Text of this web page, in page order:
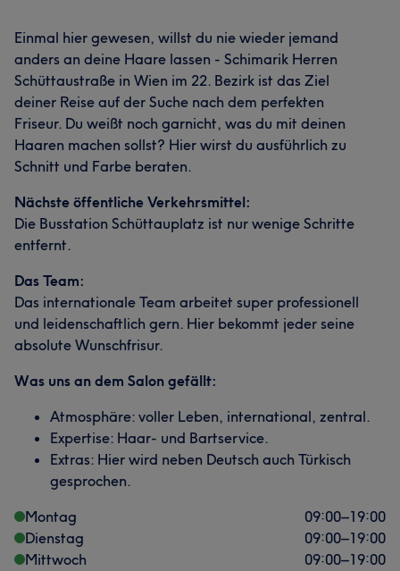
Einmal hier gewesen, willst du nie wieder jemand
anders an deine Haare lassen - Schimarik Herren
Schüttaustraße in Wien im 22. Bezirk ist das Ziel
deiner Reise auf der Suche nach dem perfekten
Friseur. Du weißt noch garnicht, was du mit deinen
Haaren machen sollst? Hier wirst du ausführlich zu
Schnitt und Farbe beraten.
Nächste öffentliche Verkehrsmittel:
Die Busstation Schüttauplatz ist nur wenige Schritte
entfernt.
Das Team:
Das internationale Team arbeitet super professionell
und leidenschaftlich gern. Hier bekommt jeder seine
absolute Wunschfrisur.
Was uns an dem Salon gefällt:
Atmosphäre: voller Leben, international, zentral.
Expertise: Haar- und Bartservice.
Extras: Hier wird neben Deutsch auch Türkisch
gesprochen.
Montag
09:00–19:00
Dienstag
09:00–19:00
Mittwoch
09:00–19:00